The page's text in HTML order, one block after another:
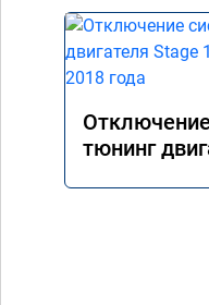
тюнинг